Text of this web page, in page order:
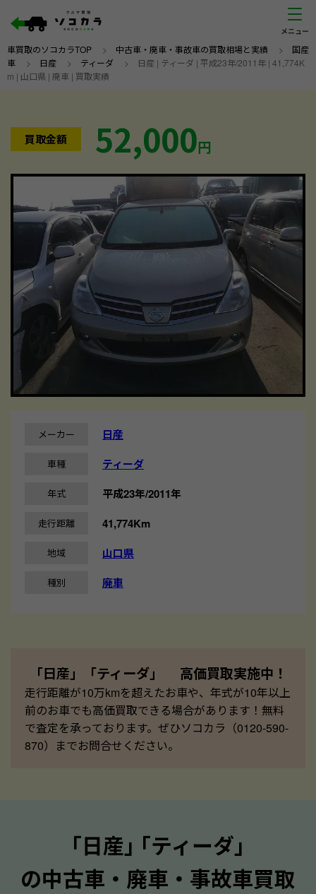
車買取のソコカラTOP > 中古車・廃車・事故車の買取相場と実績 > 国産
車 > 日産 > ティーダ >
日産 | ティーダ | 平成23年/2011年 | 41,774K
m | 山口県 | 廃車 | 買取実績
買取金額 52,000円
メーカー 日産
車種 ティーダ
年式 平成23年/2011年
走行距離 41,774Km
地域 山口県
種別 廃車
「日産」「ティーダ」 高価買取実施中！
走行距離が10万kmを超えたお車や、年式が10年以上
前のお車でも高価買取できる場合があります！無料
で査定を承っております。ぜひソコカラ（0120-590-
870）までお問合せください。
｢日産｣ ｢ティーダ｣
の中古車・廃車・事故車買取